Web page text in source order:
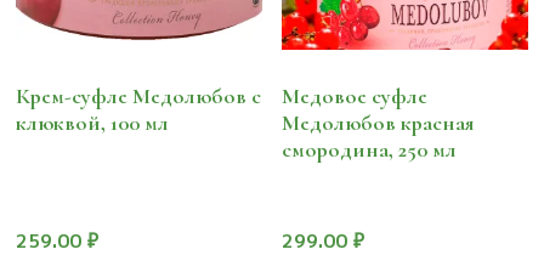
Крем-суфле Медолюбов с
клюквой, 100 мл
259.00 ₽
Медовое суфле
Медолюбов красная
смородина, 250 мл
299.00₽